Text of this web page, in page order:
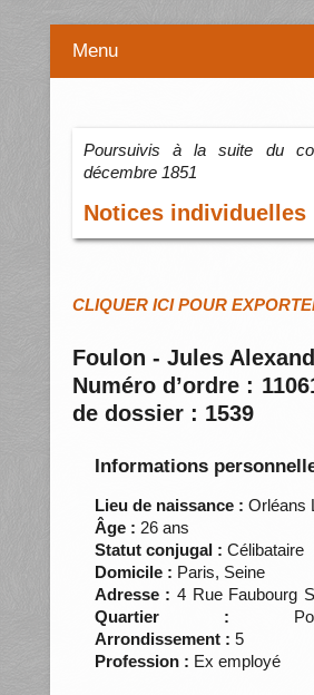
Menu
Poursuivis à la suite du
décembre 1851
Notices individuelles
CLIQUER ICI POUR
Foulon - Jules
Numéro d’ordre :
de dossier : 1539
Informations
Lieu de naissance : Orléans
Âge : 26 ans
Statut conjugal : Célibataire
Domicile : Paris, Seine
Adresse : 4 Rue Faubourg
Quartier : Porte-
Arrondissement : 5
Profession : Ex employé